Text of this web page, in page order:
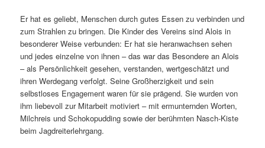
Er hat es geliebt, Menschen durch gutes Essen zu verbinden und
zum Strahlen zu bringen. Die Kinder des Vereins sind Alois in
besonderer Weise verbunden: Er hat sie heranwachsen sehen
und jedes einzelne von ihnen – das war das Besondere an Alois
– als Persönlichkeit gesehen, verstanden, wertgeschätzt und
ihren Werdegang verfolgt. Seine Großherzigkeit und sein
selbstloses Engagement waren für sie prägend. Sie wurden von
ihm liebevoll zur Mitarbeit motiviert – mit ermunternden Worten,
Milchreis und Schokopudding sowie der berühmten Nasch-Kiste
beim Jagdreiterlehrgang.